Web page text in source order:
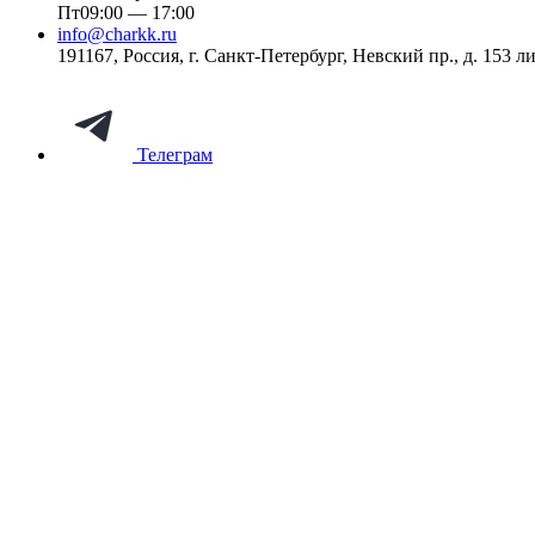
Пт09:00 — 17:00
info@charkk.ru
191167, Россия, г. Санкт-Петербург, Невский пр., д. 153
Телеграм